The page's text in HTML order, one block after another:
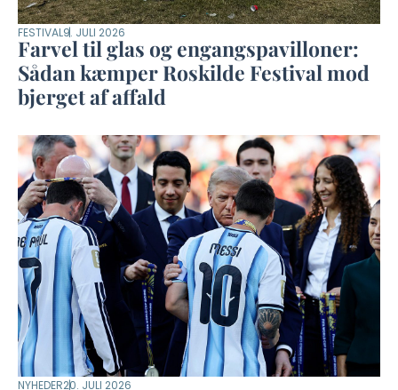
FESTIVAL9. JULI 2026
Farvel til glas og engangspavilloner:
Sådan kæmper Roskilde Festival mod
bjerget af affald
NYHEDER20. JULI 2026